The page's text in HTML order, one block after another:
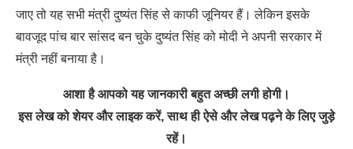
जाए तो यह सभी मंत्री दुष्यंत सिंह से काफी जूनियर हैं। लेकिन इसके
बावजूद पांच बार सांसद बन चुके दुष्यंत सिंह को मोदी ने अपनी सरकार में
मंत्री नहीं बनाया है।
आशा है आपको यह जानकारी बहुत अच्छी लगी होगी।
इस लेख को शेयर और लाइक करें, साथ ही ऐसे और लेख पढ़ने के लिए जुड़े
रहें।